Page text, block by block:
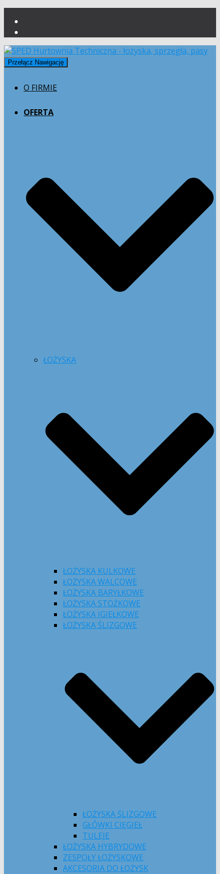
Przełącz Nawigację
O FIRMIE
OFERTA
ŁOŻYSKA
ŁOŻYSKA KULKOWE
ŁOŻYSKA WALCOWE
ŁOŻYSKA BARYŁKOWE
ŁOŻYSKA STOŻKOWE
ŁOŻYSKA IGIEŁKOWE
ŁOŻYSKA ŚLIZGOWE
ŁOŻYSKA ŚLIZGOWE
GŁÓWKI CIĘGIEŁ
TULEJE
ŁOŻYSKA HYBRYDOWE
ZESPOŁY ŁOŻYSKOWE
AKCESORIA DO ŁOŻYSK